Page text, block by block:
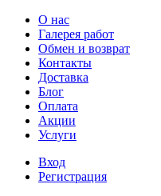
О нас
Галерея работ
Обмен и возврат
Контакты
Доставка
Блог
Оплата
Акции
Услуги
Вход
Регистрация